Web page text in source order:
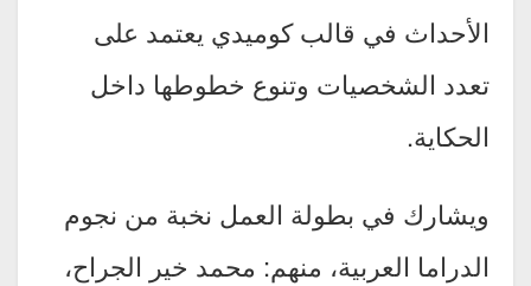
الأحداث في قالب كوميدي يعتمد على
تعدد الشخصيات وتنوع خطوطها داخل
الحكاية.
ويشارك في بطولة العمل نخبة من نجوم
الدراما العربية، منهم: محمد خير الجراح،